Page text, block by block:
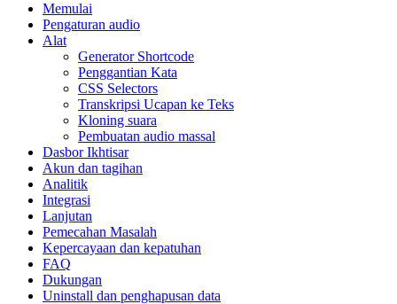
Memulai
Pengaturan audio
Alat
Generator Shortcode
Penggantian Kata
CSS Selectors
Transkripsi Ucapan ke Teks
Kloning suara
Pembuatan audio massal
Dasbor Ikhtisar
Akun dan tagihan
Analitik
Integrasi
Lanjutan
Pemecahan Masalah
Kepercayaan dan kepatuhan
FAQ
Dukungan
Uninstall dan penghapusan data